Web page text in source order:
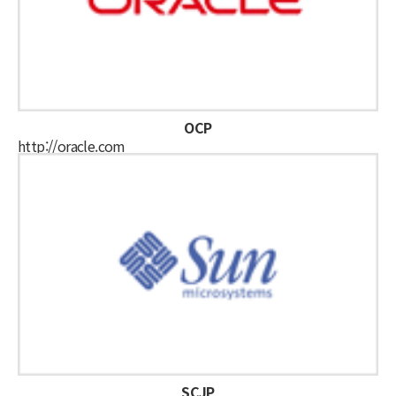
OCP
http://oracle.com
SCJP